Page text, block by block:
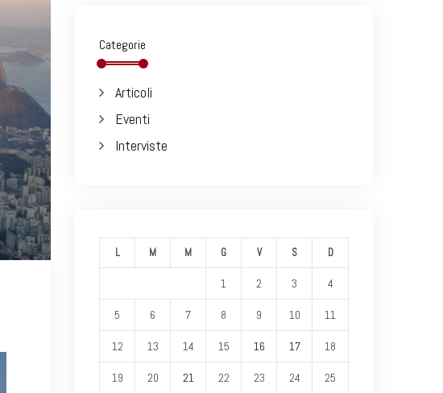
Categorie
Articoli
Eventi
Interviste
L M M G V S D
1 2 3 4
5 6 7 8 9 10 11
12 13 14 15 16 17 18
19 20 21 22 23 24 25